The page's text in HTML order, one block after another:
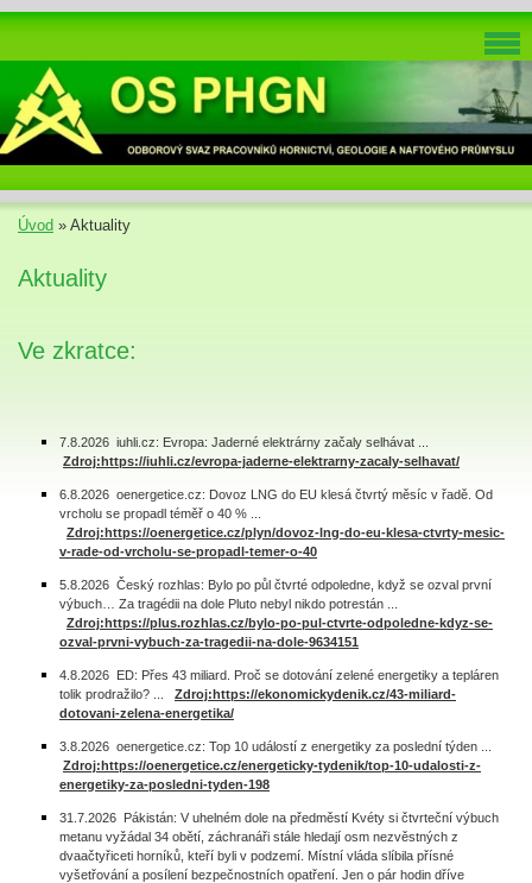
Úvod » Aktuality
Aktuality
Ve zkratce:
7.8.2026 iuhli.cz: Evropa: Jaderné elektrárny začaly selhávat ...
Zdroj:https://iuhli.cz/evropa-jaderne-elektrarny-zacaly-selhavat/
6.8.2026 oenergetice.cz: Dovoz LNG do EU klesá čtvrtý měsíc v řadě. Od
vrcholu se propadl téměř o 40 % ...
Zdroj:https://oenergetice.cz/plyn/dovoz-lng-do-eu-klesa-ctvrty-mesic-
v-rade-od-vrcholu-se-propadl-temer-o-40
5.8.2026 Český rozhlas: Bylo po půl čtvrté odpoledne, když se ozval první
výbuch… Za tragédii na dole Pluto nebyl nikdo potrestán ...
Zdroj:https://plus.rozhlas.cz/bylo-po-pul-ctvrte-odpoledne-kdyz-se-
ozval-prvni-vybuch-za-tragedii-na-dole-9634151
4.8.2026 ED: Přes 43 miliard. Proč se dotování zelené energetiky a tepláren
tolik prodražilo? ... Zdroj:https://ekonomickydenik.cz/43-miliard-
dotovani-zelena-energetika/
3.8.2026 oenergetice.cz: Top 10 událostí z energetiky za poslední týden ...
Zdroj:https://oenergetice.cz/energeticky-tydenik/top-10-udalosti-z-
energetiky-za-posledni-tyden-198
31.7.2026 Pákistán: V uhelném dole na předměstí Kvéty si čtvrteční výbuch
metanu vyžádal 34 obětí, záchranáři stále hledají osm nezvěstných z
dvaačtyřiceti horníků, kteří byli v podzemí. Místní vláda slíbila přísné
vyšetřování a posílení bezpečnostních opatření. Jen o pár hodin dříve